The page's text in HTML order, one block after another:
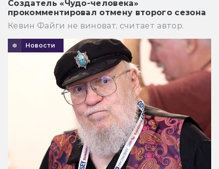
Создатель «Чудо-человека»
прокомментировал отмену второго сезона
Кевин Файги не виноват, считает автор.
Новости